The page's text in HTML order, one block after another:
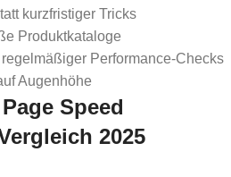
kurzfristiger Tricks
Produktkataloge
Performance-Checks
Augenhöhe
Speed
2025